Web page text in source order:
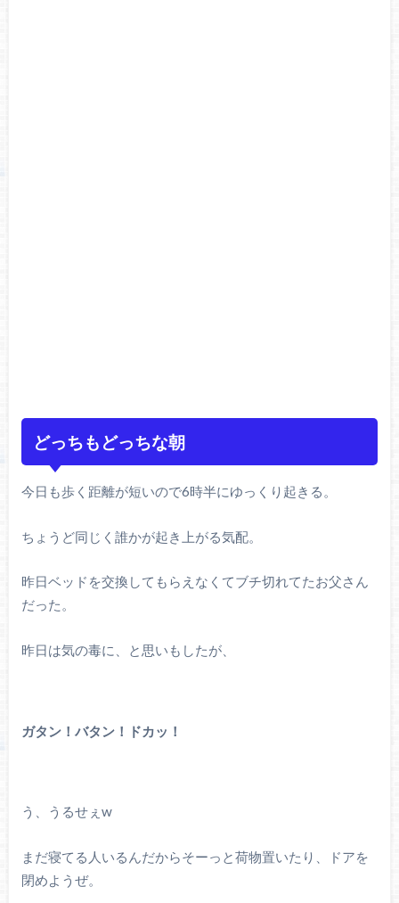
どっちもどっちな朝
今日も歩く距離が短いので6時半にゆっくり起きる。
ちょうど同じく誰かが起き上がる気配。
昨日ベッドを交換してもらえなくてブチ切れてたお父さん
だった。
昨日は気の毒に、と思いもしたが、
ガタン！バタン！ドカッ！
う、うるせぇw
まだ寝てる人いるんだからそーっと荷物置いたり、ドアを
閉めようぜ。